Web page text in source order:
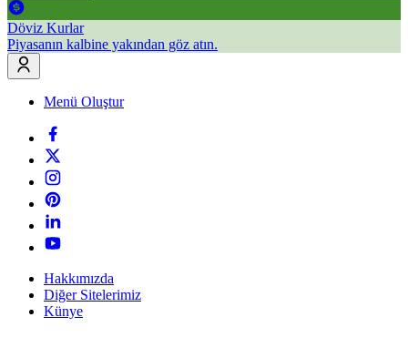
Döviz Kurlar
Piyasanın kalbine yakından göz atın.
Menü Oluştur
Hakkımızda
Diğer Sitelerimiz
Künye